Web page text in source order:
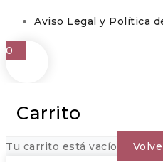
Aviso Legal y Política
0
Carrito
Tu carrito está vacío